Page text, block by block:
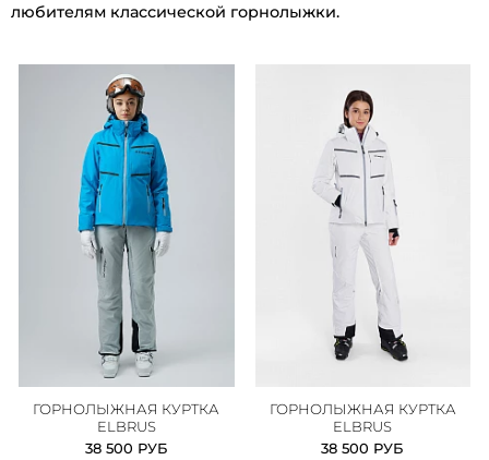
любителям классической горнолыжки.
ГОРНОЛЫЖНАЯ КУРТКА
ELBRUS
38 500 РУБ
ГОРНОЛЫЖНАЯ КУРТКА
ELBRUS
38 500 РУБ